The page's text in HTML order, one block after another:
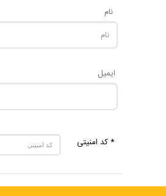
نام
ایمیل
* کد امنیتی